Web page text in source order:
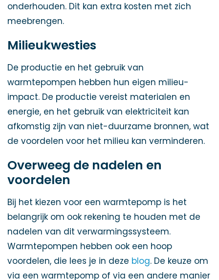
onderhouden. Dit kan extra kosten met zich
meebrengen.
Milieukwesties
De productie en het gebruik van
warmtepompen hebben hun eigen milieu-
impact. De productie vereist materialen en
energie, en het gebruik van elektriciteit kan
afkomstig zijn van niet-duurzame bronnen, wat
de voordelen voor het milieu kan verminderen.
Overweeg de nadelen en
voordelen
Bij het kiezen voor een warmtepomp is het
belangrijk om ook rekening te houden met de
nadelen van dit verwarmingssysteem.
Warmtepompen hebben ook een hoop
voordelen, die lees je in deze blog. De keuze om
via een warmtepomp of via een andere manier